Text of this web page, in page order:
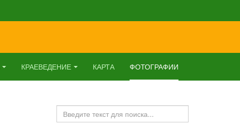
КРАЕВЕДЕНИЕ КАРТА ФОТОГРАФИИ
Искать...